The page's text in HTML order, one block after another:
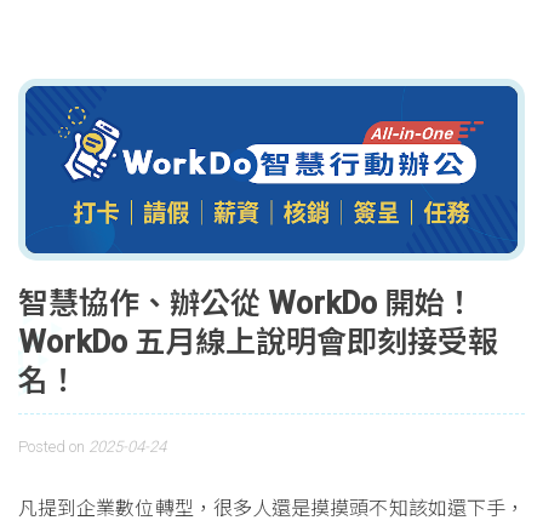
智慧協作、辦公從 WorkDo 開始！
WorkDo 五月線上說明會即刻接受報
名！
Posted on 2025-04-24
凡提到企業數位轉型，很多人還是摸摸頭不知該如還下手，